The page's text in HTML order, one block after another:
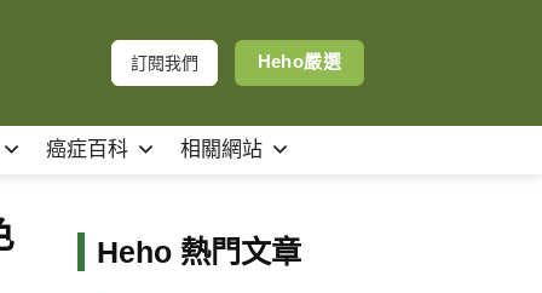
訂閱我們 Heho嚴選
癌症百科 相關網站
Heho 熱門文章